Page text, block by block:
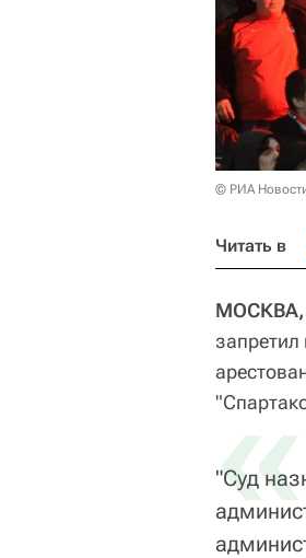
© РИА
Читать в
МОСКВА,
«
"Суд